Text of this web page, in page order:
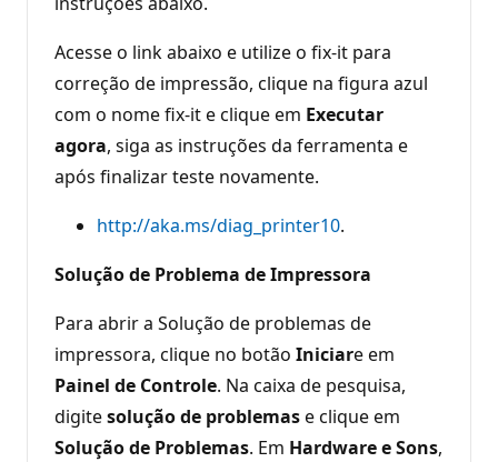
Acesse o link abaixo e utilize o fix-it para
correção de impressão, clique na figura azul
com o nome fix-it e clique em Executar
agora, siga as instruções da ferramenta e
após finalizar teste novamente.
http://aka.ms/diag_printer10.
Solução de Problema de Impressora
Para abrir a Solução de problemas de
impressora, clique no botão Iniciare em
Painel de Controle. Na caixa de pesquisa,
digitesolução de problemase clique em
Solução de Problemas. Em Hardware e Sons,